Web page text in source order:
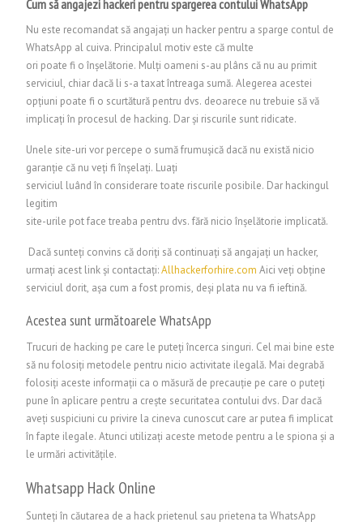
Cum să angajezi hackeri pentru spargerea contului WhatsApp
Nu este recomandat să angajați un hacker pentru a sparge contul de
WhatsApp al cuiva. Principalul motiv este că multe
ori poate fi o înșelătorie. Mulți oameni s-au plâns că nu au primit
serviciul, chiar dacă li s-a taxat întreaga sumă. Alegerea acestei
opțiuni poate fi o scurtătură pentru dvs. deoarece nu trebuie să vă
implicați în procesul de hacking. Dar și riscurile sunt ridicate.
Unele site-uri vor percepe o sumă frumușică dacă nu există nicio
garanție că nu veți fi înșelați. Luați
serviciul luând în considerare toate riscurile posibile. Dar hackingul
legitim
site-urile pot face treaba pentru dvs. fără nicio înșelătorie implicată.
Dacă sunteți convins că doriți să continuați să angajați un hacker,
urmați acest link și contactați:Allhackerforhire.com Aici veți obține
serviciul dorit, așa cum a fost promis, deși plata nu va fi ieftină.
Acestea sunt următoarele WhatsApp
Trucuri de hacking pe care le puteți încerca singuri. Cel mai bine este
să nu folosiți metodele pentru nicio activitate ilegală. Mai degrabă
folosiți aceste informații ca o măsură de precauție pe care o puteți
pune în aplicare pentru a crește securitatea contului dvs. Dar dacă
aveți suspiciuni cu privire la cineva cunoscut care ar putea fi implicat
în fapte ilegale. Atunci utilizați aceste metode pentru a le spiona și a
le urmări activitățile.
Whatsapp Hack Online
Sunteți în căutarea de a hack prietenul sau prietena ta WhatsApp